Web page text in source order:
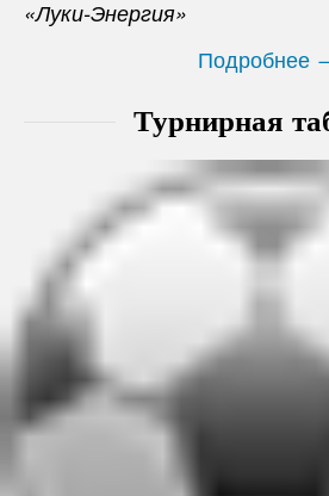
«Луки-Энергия»
Подробнее
Турнирная